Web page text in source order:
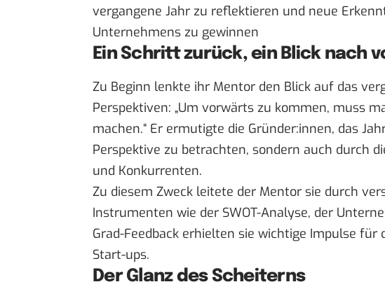
vergangene Jahr zu reflektieren und neue
Unternehmens zu gewinnen
Ein Schritt zurück, ein Blick nach
Zu Beginn lenkte ihr Mentor den Blick auf das
Perspektiven: „Um vorwärts zu kommen, muss
machen.“ Er ermutigte die Gründer:innen, das
Perspektive zu betrachten, sondern auch durch
und Konkurrenten.
Zu diesem Zweck leitete der Mentor sie durch
Instrumenten wie der SWOT-Analyse, der
Grad-Feedback erhielten sie wichtige Impulse
Start-ups.
Der Glanz des Scheiterns